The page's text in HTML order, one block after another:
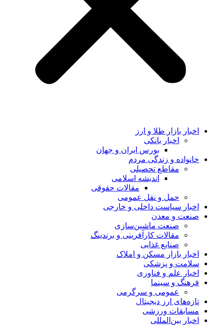
اخبار بازار طلا و ارز
اخبار بانکی
بورس ایران و جهان
خانواده و زندگی مردم
مقاطع تحصیلی
اندیشه اسلامی
مقالات حقوقی
حمل و نقل عمومی
اخبار سیاست داخلی و خارجی
صنعت و معدن
صنعت ماشین‌سازی
مقالات کارآفرینی و برندینگ
صنایع غذایی
اخبار بازار مسکن و املاک
سلامت و پزشکی
اخبار علم و فناوری
فرهنگ و سینما
عمومی و سرگرمی
تازه‌های ارز دیجیتال
مسابقات ورزشی
اخبار بین‌المللی